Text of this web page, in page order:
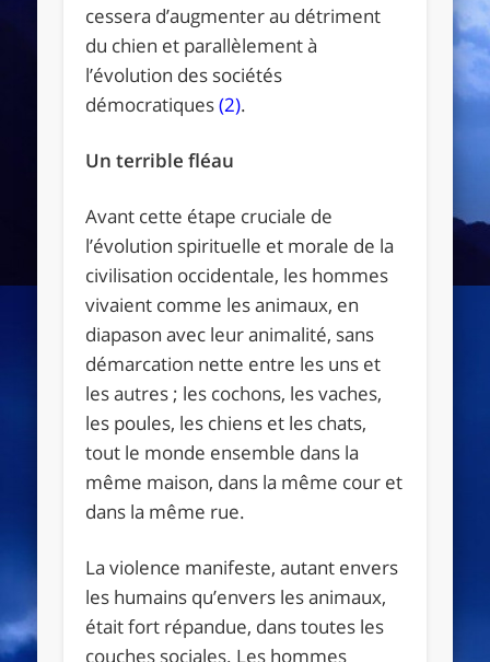
cessera d’augmenter au détriment
du chien et parallèlement à
l’évolution des sociétés
démocratiques(2).
Un terrible fléau
Avant cette étape cruciale de
l’évolution spirituelle et morale de la
civilisation occidentale, les hommes
vivaient comme les animaux, en
diapason avec leur animalité, sans
démarcation nette entre les uns et
les autres ; les cochons, les vaches,
les poules, les chiens et les chats,
tout le monde ensemble dans la
même maison, dans la même cour et
dans la même rue.
La violence manifeste, autant envers
les humains qu’envers les animaux,
était fort répandue, dans toutes les
couches sociales. Les hommes